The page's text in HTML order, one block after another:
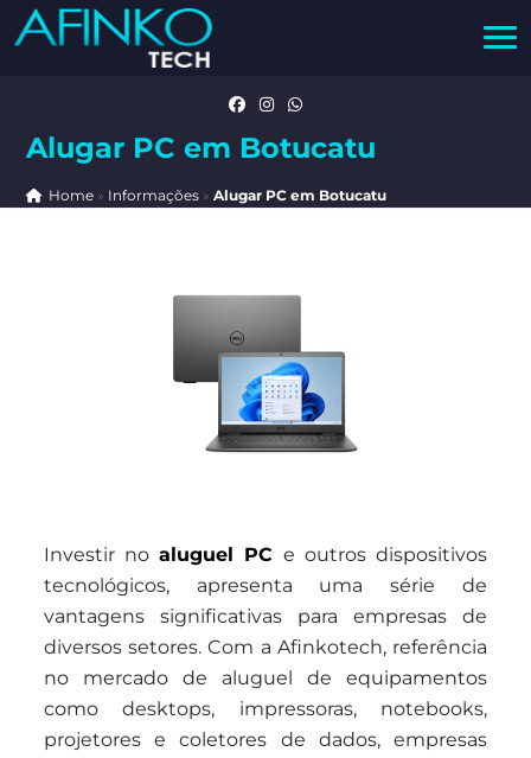
Alugar PC em Botucatu
Home» Informações » Alugar PC em Botucatu
Investir noaluguel PC e outros dispositivos
tecnológicos, apresenta uma série de
vantagens significativas para empresas de
diversos setores. Com a Afinkotech, referência
no mercado de aluguel de equipamentos
como desktops, impressoras, notebooks,
projetores e coletores de dados, empresas